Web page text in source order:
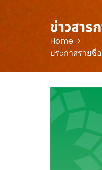
ข่าวสาร
Home
ประกาศรายชื่